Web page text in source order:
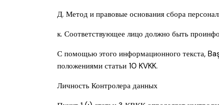
Д. Метод и правовые основания сбора
к. Соответствующее лицо должно быть
С помощью этого информационного текста,
положениями статьи 10 KVKK.
Личность Контролера данных